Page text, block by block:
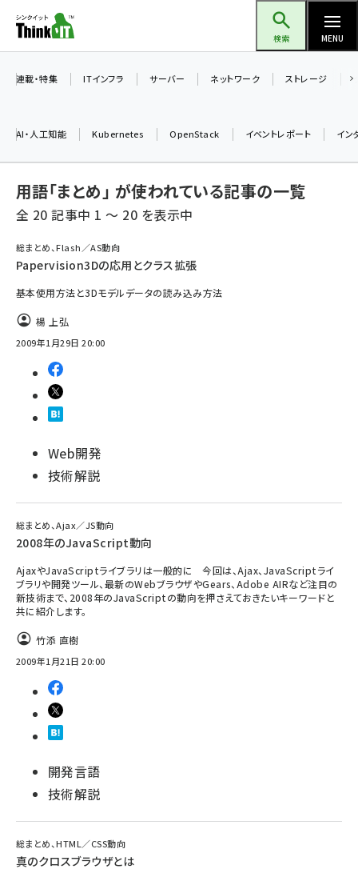
ン
ツ
検索 MENU
ai (2480)
加藤銘のチーム貢献～仲間と築いた勝利の絆～ (2304)
iot女子会 (2263)
北海道をのんびり旅する晴山佳須夫のヒント集！ (2017)
drupal (1940)
genai (1473)
abc123 (1346)
連載・特集 ITインフラ サーバー ネットワーク ストレージ
AI・人工知能 Kubernetes OpenStack イベントレポート イン
用語「まとめ」 が使われている記事の一覧
全 20 記事中 1 ～ 20 を表示中
総まとめ、Flash／AS動向
Papervision3Dの応用とクラス拡張
基本使用方法と3Dモデルデータの読み込み方法
楊 上弘
2009年1月29日 20:00
Web開発
技術解説
総まとめ、Ajax／JS動向
2008年のJavaScript動向
AjaxやJavaScriptライブラリは一般的に 今回は、Ajax、JavaScriptライ
ブラリや開発ツール、最新のWebブラウザやGears、Adobe AIRなど注目の
新技術まで、2008年のJavaScriptの動向を押さえておきたいキーワードと
共に紹介します。
竹添 直樹
2009年1月21日 20:00
開発言語
技術解説
総まとめ、HTML／CSS動向
真のクロスブラウザとは